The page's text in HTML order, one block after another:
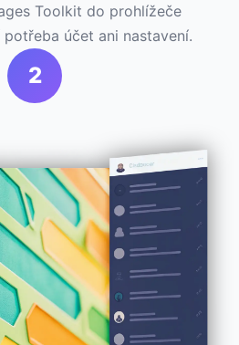
Toolkit do prohlížeče
účet ani nastavení.
2